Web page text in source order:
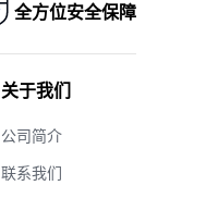
全方位安全保障
关于我们
公司简介
联系我们